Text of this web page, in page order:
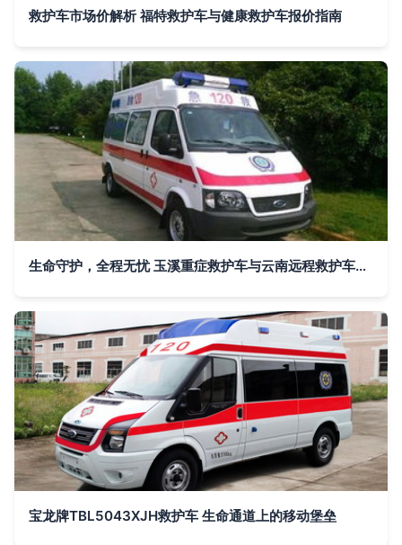
救护车市场价解析 福特救护车与健康救护车报价指南
生命守护，全程无忧 玉溪重症救护车与云南远程救护车出租服务
宝龙牌TBL5043XJH救护车 生命通道上的移动堡垒